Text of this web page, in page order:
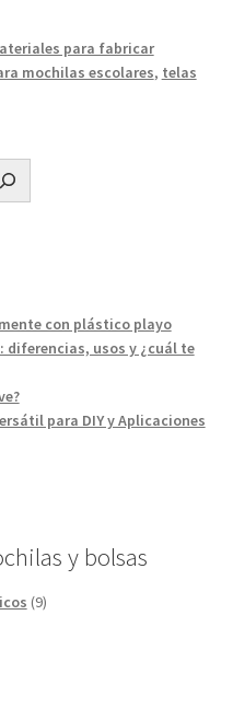
para fabricar
mochilas escolares, telas
con plástico playo
diferencias, usos y ¿cuál te
para DIY y Aplicaciones
y bolsas
99